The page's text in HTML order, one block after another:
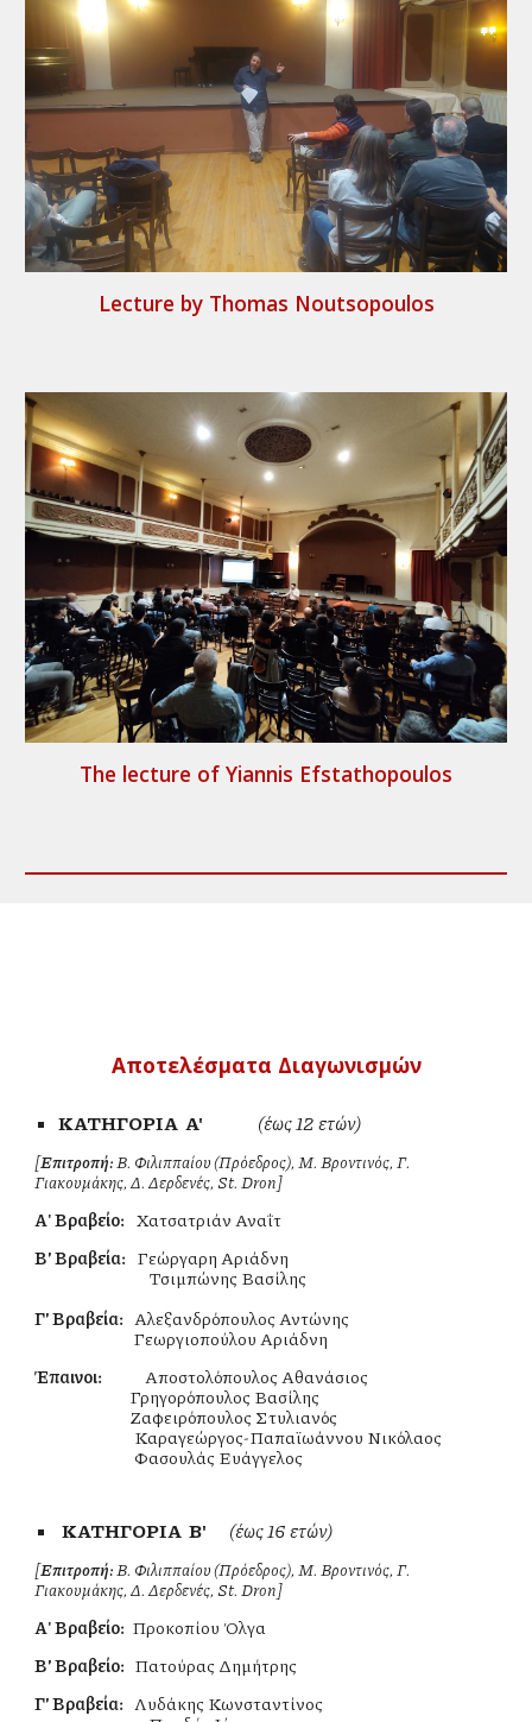
Lecture by Thomas Noutsopoulos
The lecture of Yiannis Efstathopoulos
Aποτελέσματα Διαγωνισμών
ΚΑΤΗΓΟΡΙΑ A' (έως 12 ετών)
[Επιτροπή:Β. Φιλιππαίου (Πρόεδρος), Μ. Βροντινός, Γ.
Γιακουμάκης, Δ. Δερδενές, St. Dron]
Α' Βραβείο: Χατσατριάν Αναΐτ
Β΄' Βραβεία: Γεώργαρη Αριάδνη
Τσιμπώνης Βασίλης
Γ΄' Βραβεία: Αλεξανδρόπουλος Αντώνης
ΓεωργιοπούλουΑριάδνη
Έπαινοι:
Αποστολόπουλος Αθανάσιος
Γρηγορόπουλος Βασίλης
Ζαφειρόπουλος Στυλιανός
Καραγεώργος-Παπαϊωάννου Νικόλαος
Φασουλάς Ευάγγελος
ΚΑΤΗΓΟΡΙΑ Β' (έως 16 ετών)
[Επιτροπή:Β. Φιλιππαίου (Πρόεδρος), Μ. Βροντινός, Γ.
Γιακουμάκης, Δ. Δερδενές, St. Dron]
Α' Βραβείο: Προκοπίου Όλγα
Β΄' Βραβείο: Πατούρας Δημήτρης
Γ΄' Βραβεία: Λυδάκης Κωνσταντίνος